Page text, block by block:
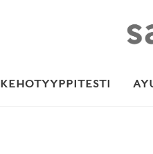
KEHOTYYPPITESTI